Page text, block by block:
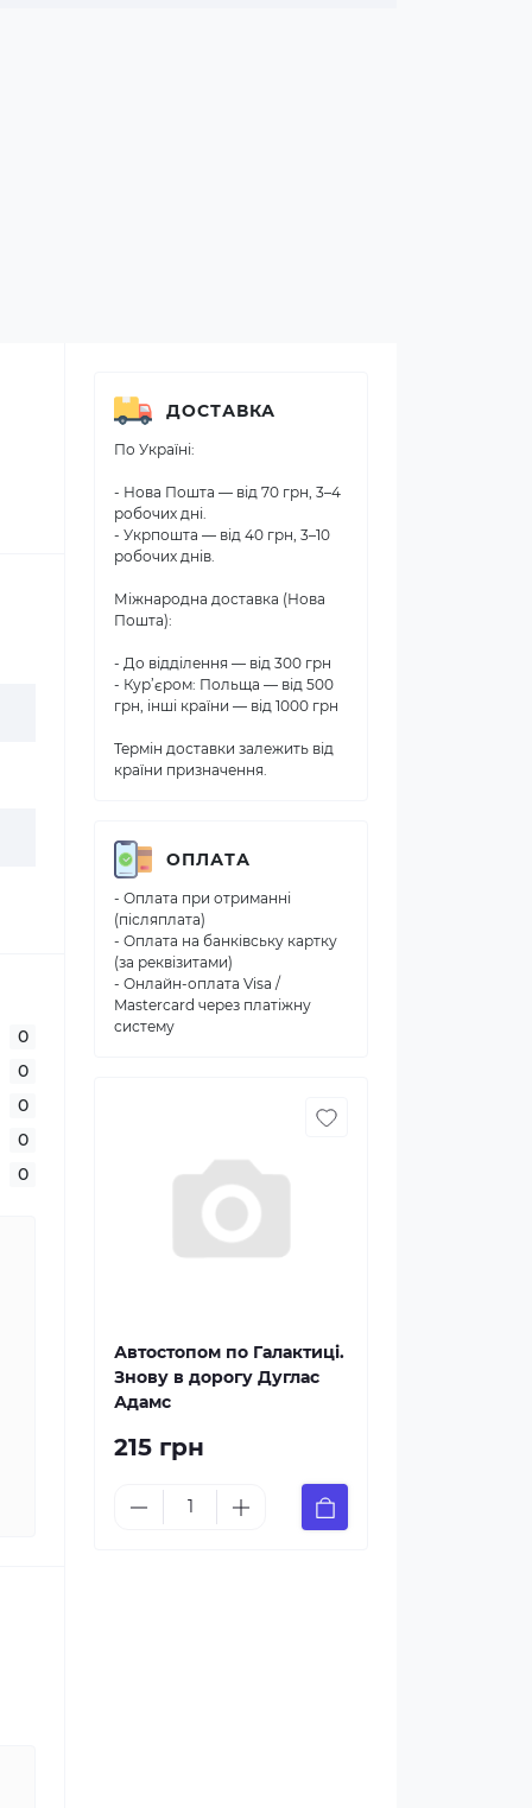
0
0
0
0
0
ДОСТАВКА
По Україні:
- Нова Пошта — від 70 грн, 3–4
робочих дні.
- Укрпошта — від 40 грн, 3–10
робочих днів.
Міжнародна доставка (Нова
Пошта):
- До відділення — від 300 грн
- Кур’єром: Польща — від 500
грн, інші країни — від 1000 грн
Термін доставки залежить від
країни призначення.
ОПЛАТА
- Оплата при отриманні
(післяплата)
- Оплата на банківську картку
(за реквізитами)
- Онлайн-оплата Visa /
Mastercard через платіжну
систему
Автостопом по Галактиці.
Знову в дорогу Дуглас
Адамс
215 грн